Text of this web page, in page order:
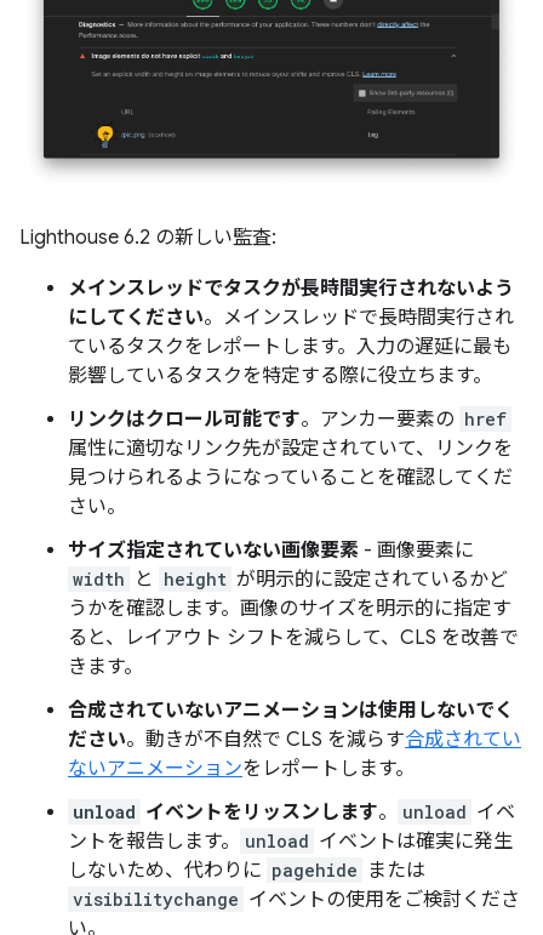
Lighthouse 6.2 の新しい監査:
メインスレッドでタスクが長時間実行されないよう
にしてください。メインスレッドで長時間実行され
ているタスクをレポートします。入力の遅延に最も
影響しているタスクを特定する際に役立ちます。
リンクはクロール可能です。アンカー要素の href
属性に適切なリンク先が設定されていて、リンクを
見つけられるようになっていることを確認してくだ
さい。
サイズ指定されていない画像要素 - 画像要素に
width と height が明示的に設定されているかど
うかを確認します。画像のサイズを明示的に指定す
ると、レイアウト シフトを減らして、CLS を改善で
きます。
合成されていないアニメーションは使用しないでく
ださい。動きが不自然で CLS を減らす合成されてい
ないアニメーションをレポートします。
unload イベントをリッスンします。 unload イベ
ントを報告します。
unload イベントは確実に発生
しないため、代わりに pagehide または
visibilitychange イベントの使用をご検討くださ
い。